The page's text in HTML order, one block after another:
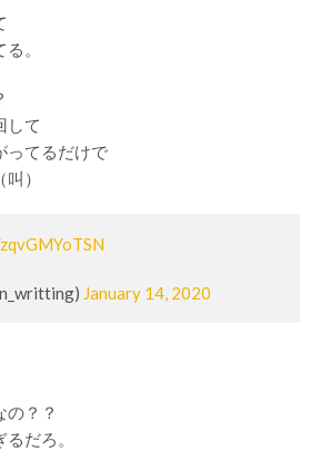
。
して
ってるだけで
）
January 14, 2020
の？？
だろ。